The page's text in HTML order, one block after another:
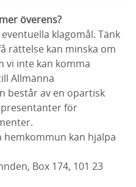
överens?
klagomål. Tänk
rättelse kan minska om
vi inte kan komma
Allmänna
består av en opartisk
för
kan hjälpa
Box 174, 101 23